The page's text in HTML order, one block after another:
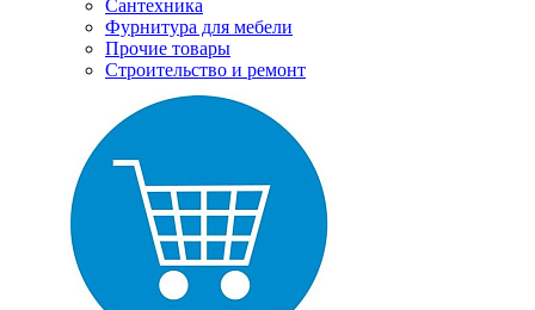
Сантехника
Фурнитура для мебели
Прочие товары
Строительство и ремонт